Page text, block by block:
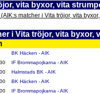
vita byxor, vita
matcher i Vita tröjor, vita
i Vita tröjor, vita byxor,
BK Häcken - AIK
IF Brommapojkarna - AIK
Halmstads BK - AIK
BK Häcken - AIK
IF Brommapojkarna - AIK